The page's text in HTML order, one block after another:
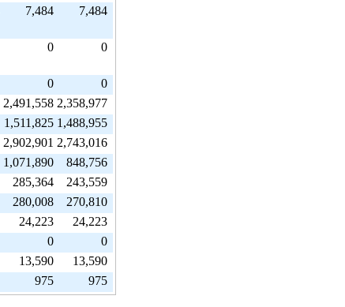
7,484 7,484
0 0
0
0
2,491,558 2,358,977
1,511,825 1,488,955
2,902,901 2,743,016
1,071,890
848,756
285,364
243,559
280,008
270,810
24,223
24,223
0
0
13,590
13,590
975 975